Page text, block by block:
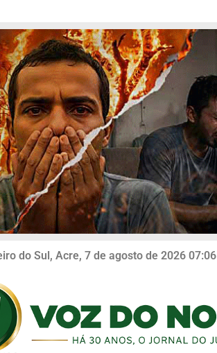
do Sul, Acre, 7 de agosto de 2026 07:06